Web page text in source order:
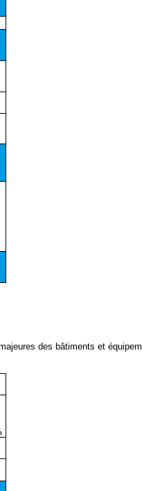
des bâtiments et